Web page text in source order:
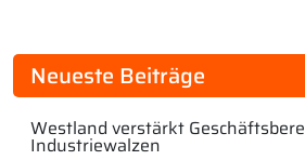
Neueste Beiträge
Westland verstärkt
Industriewalzen